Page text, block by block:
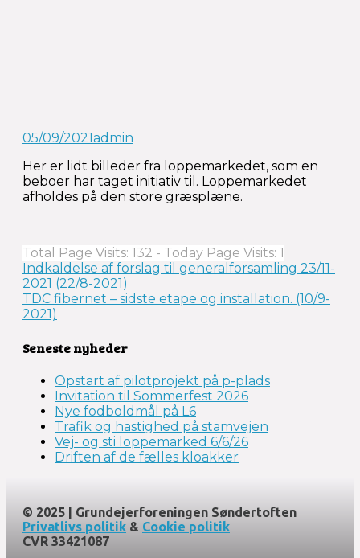
05/09/2021admin
Her er lidt billeder fra loppemarkedet, som en
beboer har taget initiativ til. Loppemarkedet
afholdes på den store græsplæne.
Total Page Visits: 132 - Today Page Visits: 1
Indlægsnavigation
Indkaldelse af forslag til generalforsamling 23/11-
2021 (22/8-2021)
TDC fibernet – sidste etape og installation. (10/9-
2021)
Seneste nyheder
Opstart af pilotprojekt på p-plads
Invitation til Sommerfest 2026
Nye fodboldmål på L6
Trafik og hastighed på stamvejen
Vej- og sti loppemarked 6/6/26
Driften af de fælles kloakker
© 2025 | Grundejerforeningen Søndertoften
Privatlivs politik & Cookie politik
CVR 33421087